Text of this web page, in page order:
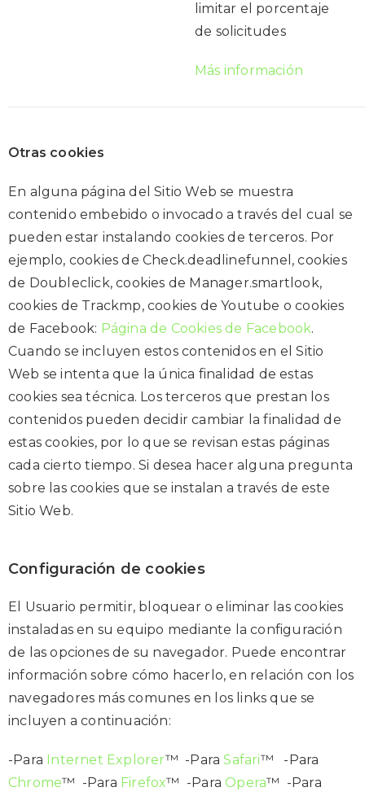
limitar el porcentaje
de solicitudes
Más información
Otras cookies
En alguna página del Sitio Web se muestra
contenido embebido o invocado a través del cual se
pueden estar instalando cookies de terceros. Por
ejemplo, cookies de Check.deadlinefunnel, cookies
de Doubleclick, cookies de Manager.smartlook,
cookies de Trackmp, cookies de Youtube o cookies
de Facebook: Página de Cookies de Facebook.
Cuando se incluyen estos contenidos en el Sitio
Web se intenta que la única finalidad de estas
cookies sea técnica. Los terceros que prestan los
contenidos pueden decidir cambiar la finalidad de
estas cookies, por lo que se revisan estas páginas
cada cierto tiempo. Si desea hacer alguna pregunta
sobre las cookies que se instalan a través de este
Sitio Web.
Configuración de cookies
El Usuario permitir, bloquear o eliminar las cookies
instaladas en su equipo mediante la configuración
de las opciones de su navegador. Puede encontrar
información sobre cómo hacerlo, en relación con los
navegadores más comunes en los links que se
incluyen a continuación:
-Para Internet Explorer™ -ParaSafari™ -Para
Chrome™ -Para Firefox™ -Para Opera™ -Para